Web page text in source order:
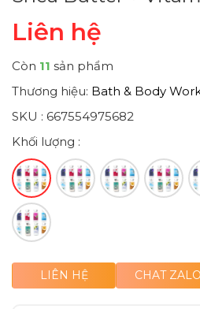
Liên hệ
Còn 11 sản phẩm
Thương hiệu: Bath & Body
SKU : 667554975682
Khối lượng :
LIÊN HỆ CHAT ZALO